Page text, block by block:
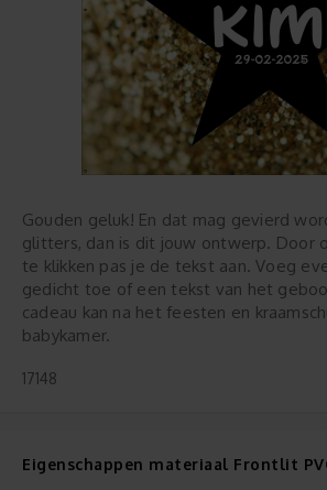
Gouden geluk! En dat mag gevierd
glitters, dan is dit jouw ontwerp. Door
te klikken pas je de tekst aan. Voeg
gedicht toe of een tekst van het
cadeau kan na het feesten en
babykamer.
17148
Eigenschappen materiaal Frontlit